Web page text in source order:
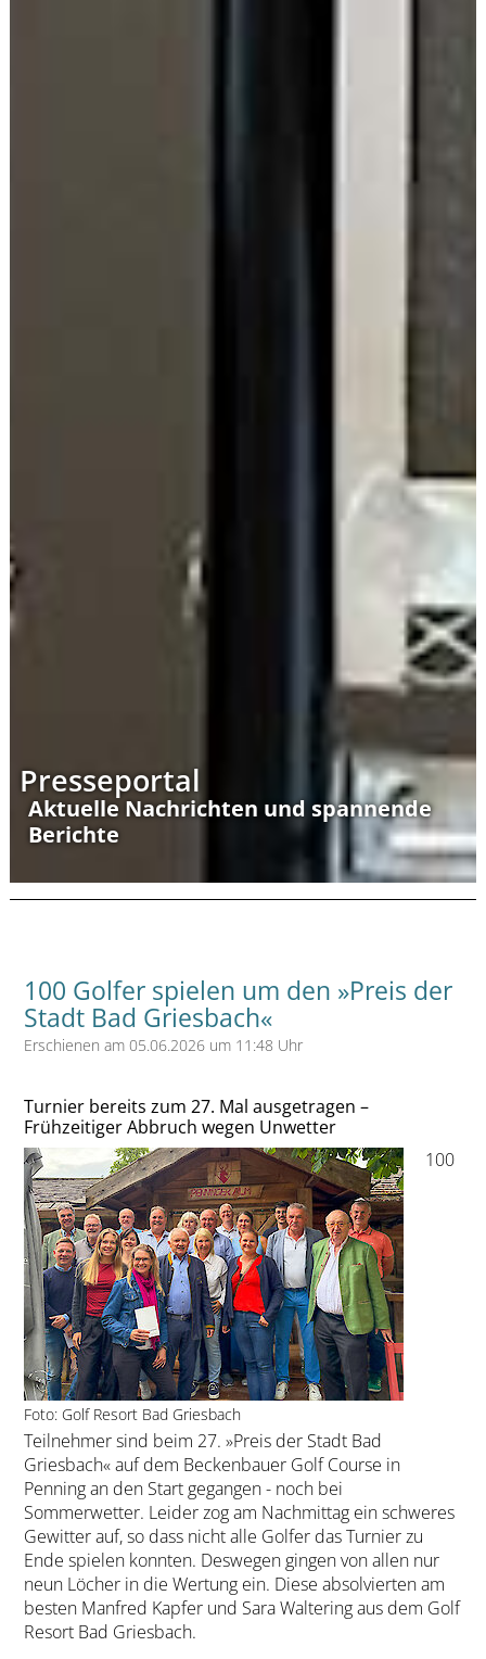
Presseportal
Aktuelle Nachrichten und spannende
Berichte
100 Golfer spielen um den »Preis der
Stadt Bad Griesbach«
Erschienen am 05.06.2026 um 11:48 Uhr
Turnier bereits zum 27. Mal ausgetragen –
Frühzeitiger Abbruch wegen Unwetter
Foto: Golf Resort Bad Griesbach
100
Teilnehmer sind beim 27. »Preis der Stadt Bad
Griesbach« auf dem Beckenbauer Golf Course in
Penning an den Start gegangen - noch bei
Sommerwetter. Leider zog am Nachmittag ein schweres
Gewitter auf, so dass nicht alle Golfer das Turnier zu
Ende spielen konnten. Deswegen gingen von allen nur
neun Löcher in die Wertung ein. Diese absolvierten am
besten Manfred Kapfer und Sara Waltering aus dem Golf
Resort Bad Griesbach.